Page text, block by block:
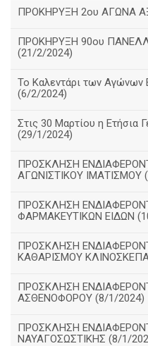
ΠΡΟΚΗΡΥΞΗ 2ου ΑΓΩΝΑ
ΠΡΟΚΗΡΥΞΗ 90ου
(21/2/2024)
Το Καλεντάρι των Αγώνων
(6/2/2024)
Στις 30 Μαρτίου η Ετήσια
(29/1/2024)
ΠΡΟΣΚΛΗΣΗ
ΑΓΩΝΙΣΤΙΚΟΥ ΙΜΑΤΙΣΜΟΥ
ΠΡΟΣΚΛΗΣΗ
ΦΑΡΜΑΚΕΥΤΙΚΩΝ ΕΙΔΩΝ
ΠΡΟΣΚΛΗΣΗ
ΚΑΘΑΡΙΣΜΟΥ
ΠΡΟΣΚΛΗΣΗ
ΑΣΘΕΝΟΦΟΡΟΥ (8/1/2024)
ΠΡΟΣΚΛΗΣΗ
ΝΑΥΑΓΟΣΩΣΤΙΚΗΣ (8/1/